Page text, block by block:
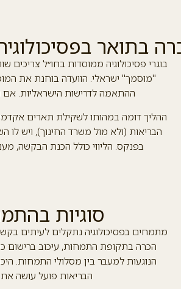
בתואר
בוגרי פסיכולוגיה ממוסדות בחו״ל
"מוסמך" ישראלי. הוועדה בוחנת את
ההתאמה לדרישות הישראליות. אם
ההליך דומה במהותו לשקילת תארים
הבריאות (ולא מול משרד החינוך), ויש לו
בפנקס. הליווי כולל הכנת הבקשה,
סוגיות
מתמחים בפסיכולוגיה נתקלים לעיתים
הכרה בתקופת התמחות, עיכוב
הנוגעות למעבר בין מסלולי התמחות.
הבריאות פועל עושה את